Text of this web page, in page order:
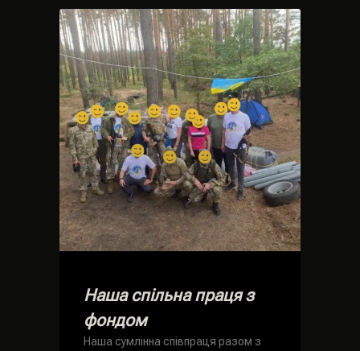
Наша спільна праця з
фондом
Наша сумлінна співпраця разом з